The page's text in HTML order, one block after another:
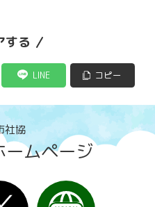
する
LINE コピー
社協
ームページ